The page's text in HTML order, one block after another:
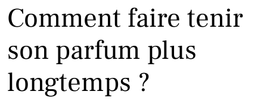
Comment faire tenir
son parfum plus
longtemps ?